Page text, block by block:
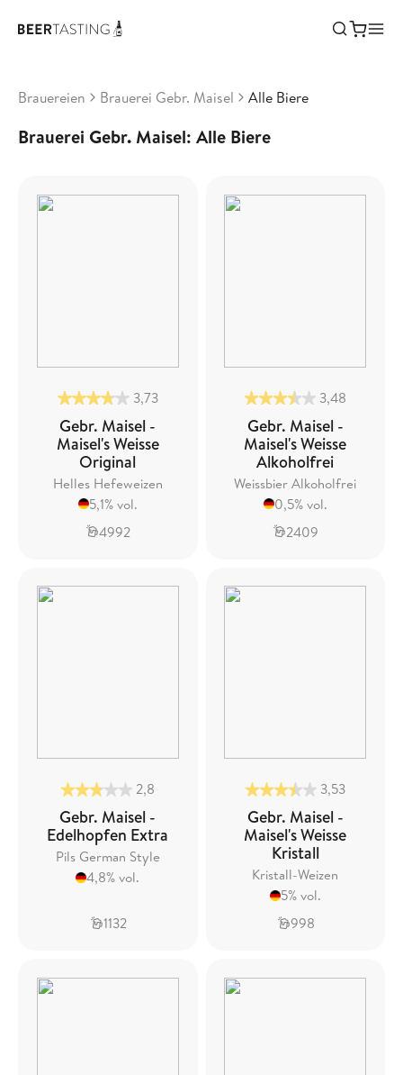
Brauereien Brauerei Gebr. Maisel Alle Biere
Brauerei Gebr. Maisel: Alle Biere
3,73
Gebr. Maisel -
Maisel's Weisse
Original
Helles Hefeweizen
5,1% vol.
4992
3,48
Gebr. Maisel -
Maisel's Weisse
Alkoholfrei
Weissbier Alkoholfrei
0,5% vol.
2409
2,8
Gebr. Maisel -
Edelhopfen Extra
Pils German Style
4,8% vol.
1132
3,53
Gebr. Maisel -
Maisel's Weisse
Kristall
Kristall-Weizen
5% vol.
998